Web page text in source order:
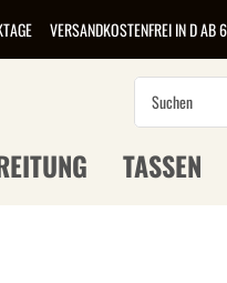
VERSANDKOSTENFREI IN D AB
TASSEN